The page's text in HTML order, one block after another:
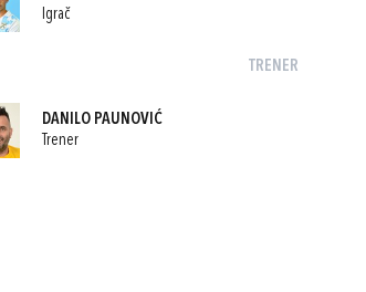
Igrač
TRENER
DANILO PAUNOVIĆ
Trener